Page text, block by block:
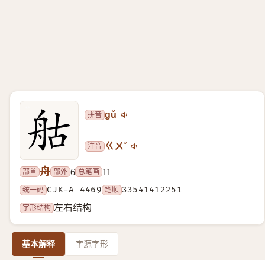
拼音 gǔ
注音 ㄍㄨˇ
部首 舟 部外 6 总笔画 11
统一码 CJK-A 4469 笔顺 33541412251
字形结构 左右结构
基本解释 字源字形